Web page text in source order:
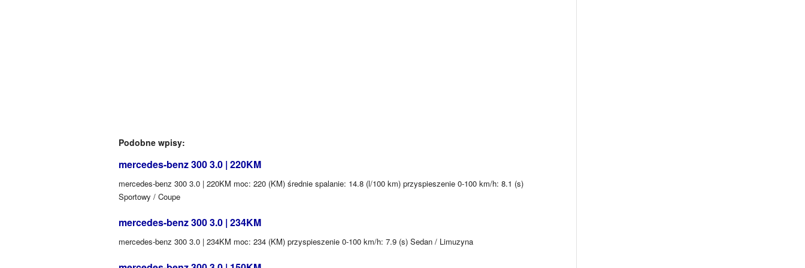
Podobne wpisy:
mercedes-benz 300 3.0 | 220KM
mercedes-benz 300 3.0 | 220KM moc: 220 (KM) średnie spalanie: 14.8 (l/100 km) przyspieszenie 0-100 km/h: 8.1 (s)
Sportowy / Coupe
mercedes-benz 300 3.0 | 234KM
mercedes-benz 300 3.0 | 234KM moc: 234 (KM) przyspieszenie 0-100 km/h: 7.9 (s) Sedan / Limuzyna